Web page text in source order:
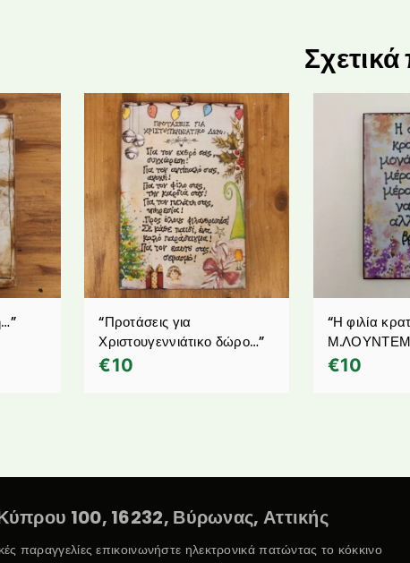
“Προτάσεις για
Χριστουγεννιάτικο δώρο…”
€10
“Η φιλία
€10
100, 16232, Βύρωνας, Αττικής
παραγγελίες επικοινωνήστε ηλεκτρονικά πατώντας το κόκκινο